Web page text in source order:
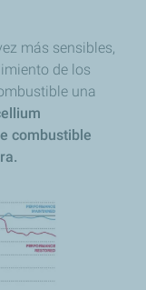
más sensibles,
de los
una
combustible